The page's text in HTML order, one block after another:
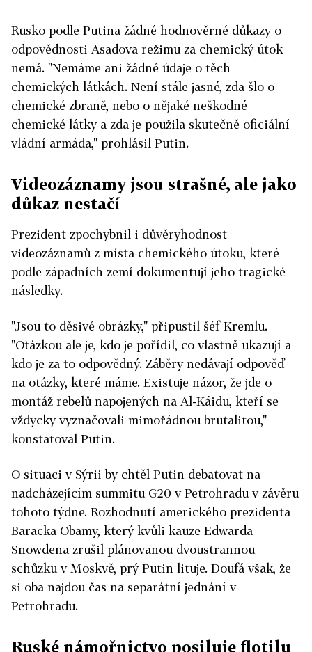
Rusko podle Putina žádné hodnověrné důkazy o
odpovědnosti Asadova režimu za chemický útok
nemá. "Nemáme ani žádné údaje o těch
chemických látkách. Není stále jasné, zda šlo o
chemické zbraně, nebo o nějaké neškodné
chemické látky a zda je použila skutečně oficiální
vládní armáda," prohlásil Putin.
Videozáznamy jsou strašné, ale jako
důkaz nestačí
Prezident zpochybnil i důvěryhodnost
videozáznamů z místa chemického útoku, které
podle západních zemí dokumentují jeho tragické
následky.
"Jsou to děsivé obrázky," připustil šéf Kremlu.
"Otázkou ale je, kdo je pořídil, co vlastně ukazují a
kdo je za to odpovědný. Záběry nedávají odpověď
na otázky, které máme. Existuje názor, že jde o
montáž rebelů napojených na Al-Káidu, kteří se
vždycky vyznačovali mimořádnou brutalitou,"
konstatoval Putin.
O situaci v Sýrii by chtěl Putin debatovat na
nadcházejícím summitu G20 v Petrohradu v závěru
tohoto týdne. Rozhodnutí amerického prezidenta
Baracka Obamy, který kvůli kauze Edwarda
Snowdena zrušil plánovanou dvoustrannou
schůzku v Moskvě, prý Putin lituje. Doufá však, že
si oba najdou čas na separátní jednání v
Petrohradu.
Ruské námořnictvo posiluje flotilu